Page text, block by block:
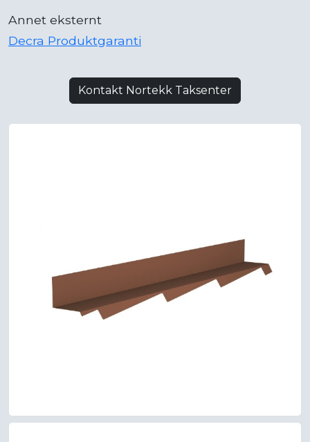
Annet eksternt
Decra Produktgaranti
Kontakt Nortekk Taksenter